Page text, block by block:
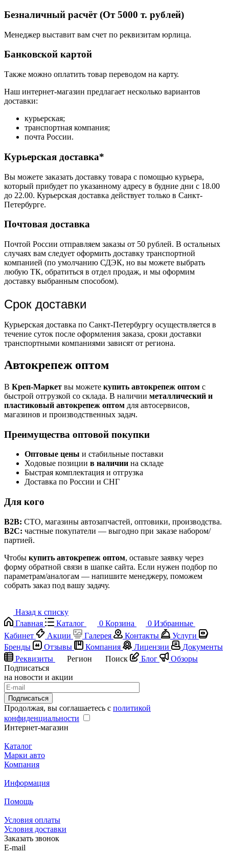
Безналичный расчёт (От 5000 т. рублей)
Менеджер выставит вам счет по реквизитам юрлица.
Банковской картой
Также можно оплатить товар переводом на карту.
Наш интернет-магазин предлагает несколько вариантов
доставки:
курьерская;
транспортная компания;
почта России.
Курьерская доставка*
Вы можете заказать доставку товара с помощью курьера,
который прибудет по указанному адресу в будние дни с 18.00
до 22.00. Курьерская доставка действует только в Санкт-
Петербурге.
Почтовая доставка
Почтой России отправляем заказы от 50 рублей. В остальных
случаях вам следует оформить доставку транспортной
компанией (по умолчанию СДЭК, но вы можете выбрать
любую ТК, обратиться в отдел продаж, и мы оформим
доставку выбранным способом).
Срок доставки
Курьерская доставка по Санкт-Петербургу осуществляется в
течение суток после оформления заказа, сроки доставки
транспортными компаниями зависят от региона.
Автокрепеж оптом
В Креп-Маркет вы можете купить автокрепеж оптом с
быстрой отгрузкой со склада. В наличии металлический и
пластиковый автокрепеж оптом для автосервисов,
магазинов и производственных задач.
Преимущества оптовой покупки
Оптовые цены и стабильные поставки
Ходовые позиции в наличии на складе
Быстрая комплектация и отгрузка
Доставка по России и СНГ
Для кого
B2B: СТО, магазины автозапчастей, оптовики, производства.
B2C: частные покупатели — выгодно при заказе набором/
партией.
Чтобы купить автокрепеж оптом, оставьте заявку через
форму обратной связи в шапке сайта. Если нужен подбор по
параметрам/аналогам — напишите менеджеру, поможем
собрать заказ под вашу задачу.
Назад к списку
Главная
Каталог 0 Корзина 0 Избранные
Кабинет
Акции Галерея Контакты
Услуги
Бренды
Отзывы Компания Лицензии
Документы
Реквизиты
Регион Поиск Блог
Обзоры
Подписаться
на новости и акции
Подписаться
Продолжая, вы соглашаетесь с политикой
конфиденциальности
Интернет-магазин
Каталог
Марки авто
Компания
Информация
Помощь
Условия оплаты
Условия доставки
Заказать звонок
E-mail